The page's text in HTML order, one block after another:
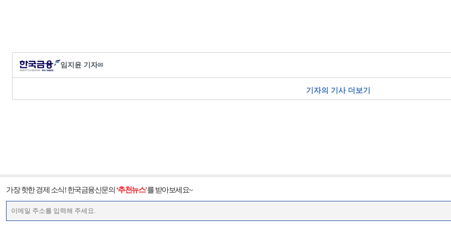
임지윤 기자✉
기자의 기사 더보기
가장 핫한 경제 소식! 한국금융신문의 ‘추천뉴스’를 받아보세요~